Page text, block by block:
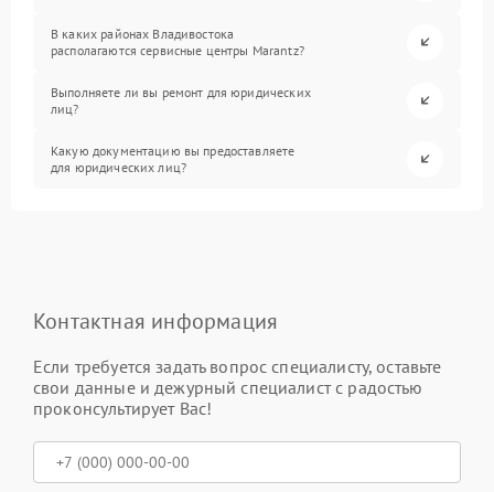
В каких районах Владивостока
располагаются сервисные центры Marantz?
Выполняете ли вы ремонт для юридических
лиц?
Какую документацию вы предоставляете
для юридических лиц?
Контактная информация
Если требуется задать вопрос специалисту, оставьте
свои данные и дежурный специалист с радостью
проконсультирует Вас!